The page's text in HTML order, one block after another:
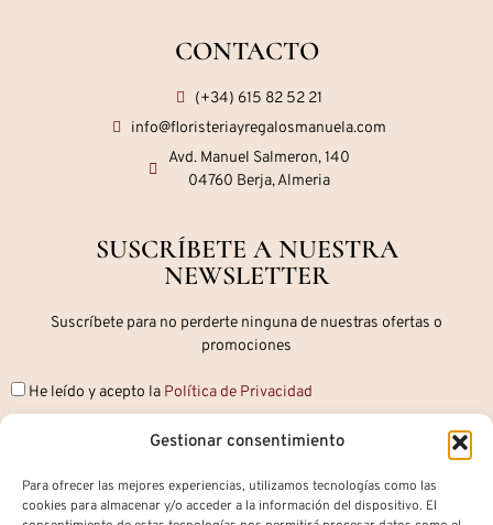
Gestionar consentimiento
Para ofrecer las mejores experiencias, utilizamos tecnologías como las
cookies para almacenar y/o acceder a la información del dispositivo. El
CONTACTO
(+34) 615 82 52 21
info@floristeriayregalosmanuela.com
Avd. Manuel Salmeron, 140
04760 Berja, Almeria
SUSCRÍBETE A NUESTRA
NEWSLETTER
Suscríbete para no perderte ninguna de nuestras ofertas o
promociones
He leído y acepto la Política de Privacidad
Suscribirse